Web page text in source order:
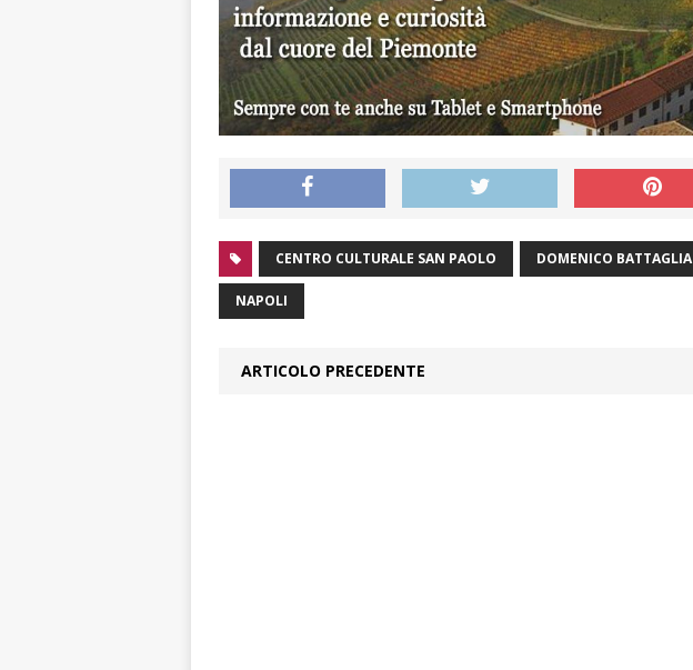
CENTRO CULTURALE SAN PAOLO DOMENICO BATTAGLIA
NAPOLI
ARTICOLO PRECEDENTE